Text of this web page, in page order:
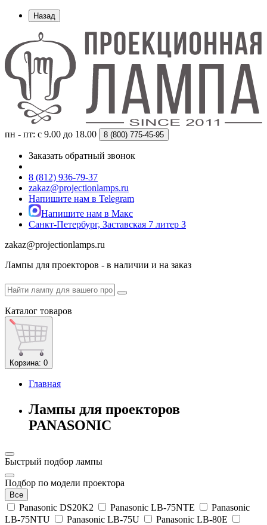
Назад
пн - пт: с 9.00 до 18.00 8 (800) 775-45-95
Заказать обратный звонок
8 (812) 936-79-37
zakaz@projectionlamps.ru
Напишите нам в Telegram
Напишите нам в Макс
Санкт-Петербург, Заставская 7 литер З
zakaz@projectionlamps.ru
Лампы для проекторов - в наличии и на заказ
Каталог товаров
Корзина: 0
Главная
Лампы для проекторов
PANASONIC
Быстрый подбор лампы
Подбор по модели проектора
Все
Panasonic DS20K2 Panasonic LB-75NTE
Panasonic
LB-75NTU
Panasonic LB-75U
Panasonic LB-80E